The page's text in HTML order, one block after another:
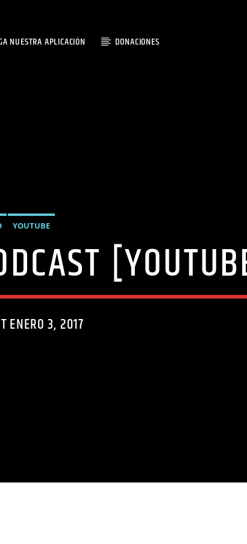
NUESTRA APLICACIÓN DONACIONES
YOUTUBE
ENERO 3, 2017